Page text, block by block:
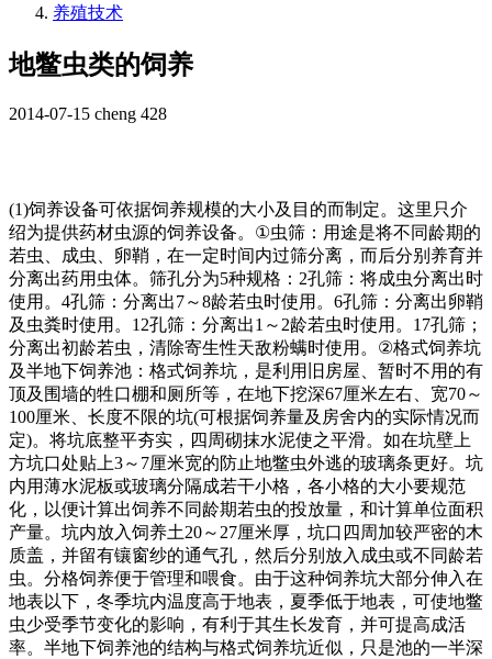
养殖技术
地鳖虫类的饲养
2014-07-15 cheng 428
(1)饲养设备可依据饲养规模的大小及目的而制定。这里只介
绍为提供药材虫源的饲养设备。 ①虫筛：用途是将不同龄期的
若虫、成虫、卵鞘，在一定时间内过筛分离，而后分别养育并
分离出药用虫体。筛孔分为5种规格： 2孔筛：将成虫分离出时
使用。 4孔筛：分离出7～8龄若虫时使用。 6孔筛：分离出卵鞘
及虫粪时使用。 12孔筛：分离出1 ～ 2龄若虫时使用。 17孔筛；
分离出初龄若虫，清除寄生性天敌粉螨时使用。 ②格式饲养坑
及半地下饲养池：格式饲养坑，是利用旧房屋、暂时不用的有
顶及围墙的牲口棚和厕所等，在地下挖深67厘米左右、宽70～
100厘米、长度不限的坑(可根据饲养量及房舍内的实际情况而
定)。将坑底整平夯实，四周砌抹水泥使之平滑。如在坑壁上
方坑口处贴上3～ 7厘米宽的防止地鳖虫外逃的玻璃条更好。坑
内用薄水泥板或玻璃分隔成若干小格，各小格的大小要规范
化，以便计算出饲养不同龄期若虫的投放量，和计算单位面积
产量。坑内放入饲养土20～ 27厘米厚，坑口四周加较严密的木
质盖，并留有镶窗纱的通气孔，然后分别放入成虫或不同龄若
虫。分格饲养便于管理和喂食。由于这种饲养坑大部分伸入在
地表以下，冬季坑内温度高于地表，夏季低于地表，可使地鳖
虫少受季节变化的影响，有利于其生长发育，并可提高成活
率。半地下饲养池的结构与格式饲养坑近似，只是池的一半深